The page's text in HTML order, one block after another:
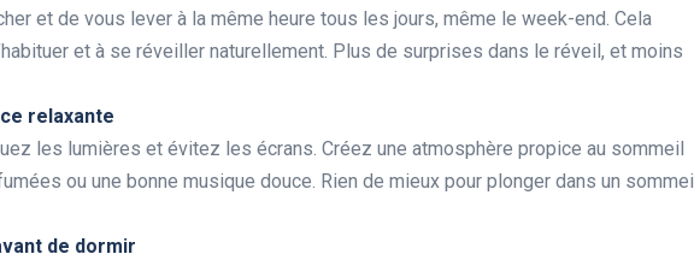
et de vous lever à la même heure tous les jours, même le week-end. Cela
et à se réveiller naturellement. Plus de surprises dans le réveil, et moins
relaxante
les lumières et évitez les écrans. Créez une atmosphère propice au sommeil
ou une bonne musique douce. Rien de mieux pour plonger dans un sommeil
de dormir